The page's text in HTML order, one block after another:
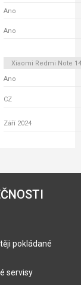
Ano
Ano
Xiaomi Redmi Note
Ano
CZ
Září 2024
pokládané
servisy